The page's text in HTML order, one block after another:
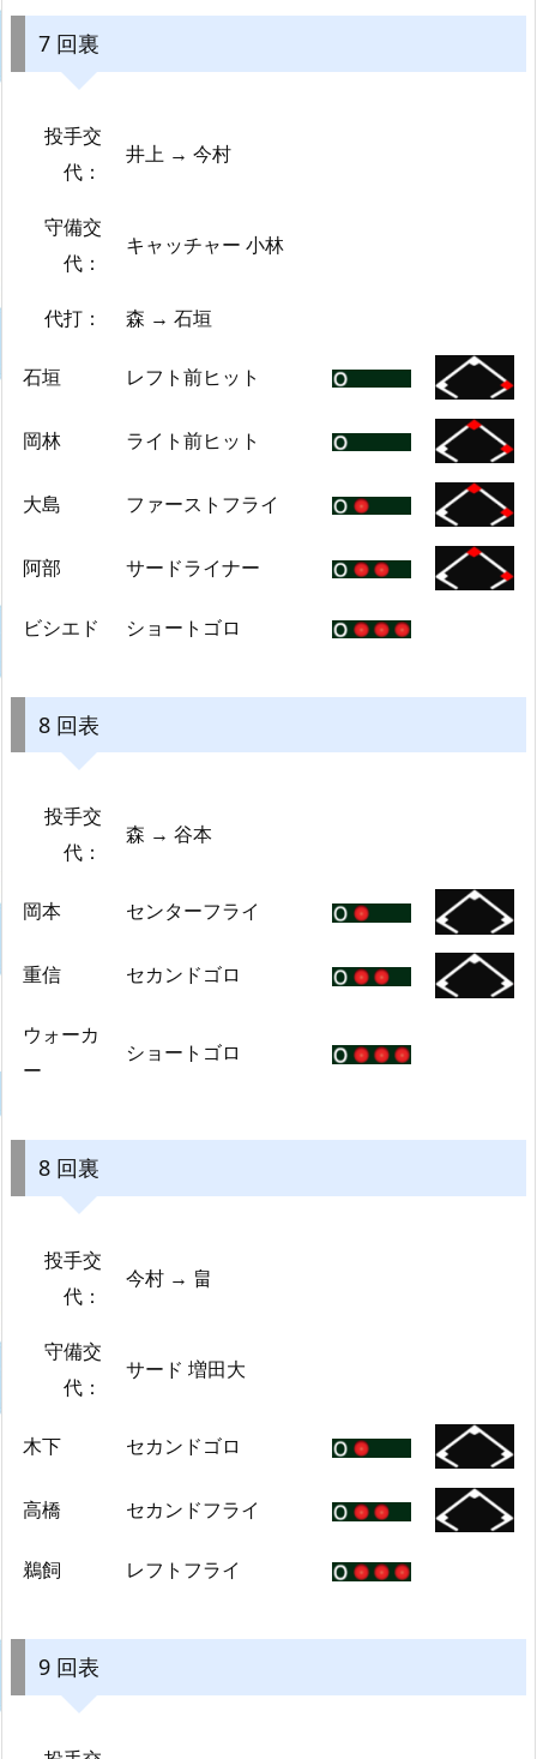
7 回裏
投手交
代：
井上 → 今村
守備交
代：
キャッチャー 小林
代打： 森 → 石垣
石垣 レフト前ヒット
岡林 ライト前ヒット
大島 ファーストフライ
阿部 サードライナー
ビシエド ショートゴロ
8 回表
投手交
代：
森 → 谷本
岡本 センターフライ
重信 セカンドゴロ
ウォーカ
ー
ショートゴロ
8 回裏
投手交
代：
今村 → 畠
守備交
代：
サード 増田大
木下 セカンドゴロ
高橋 セカンドフライ
鵜飼 レフトフライ
9 回表